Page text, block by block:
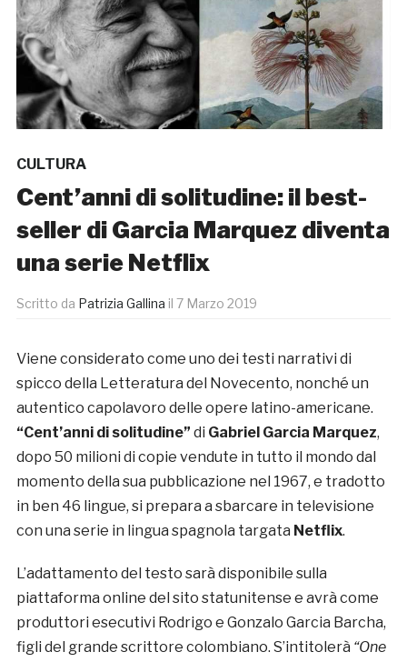
CULTURA
Cent’anni di solitudine: il best-
seller di Garcia Marquez diventa
una serie Netflix
Scritto da Patrizia Gallina il 7 Marzo 2019
Viene considerato come uno dei testi narrativi di
spicco della Letteratura del Novecento, nonché un
autentico capolavoro delle opere latino-americane.
“Cent’anni di solitudine” di Gabriel Garcia Marquez,
dopo 50 milioni di copie vendute in tutto il mondo dal
momento della sua pubblicazione nel 1967, e tradotto
in ben 46 lingue, si prepara a sbarcare in televisione
con una serie in lingua spagnola targata Netflix.
L’adattamento del testo sarà disponibile sulla
piattaforma online del sito statunitense e avrà come
produttori esecutivi Rodrigo e Gonzalo Garcia Barcha,
figli del grande scrittore colombiano. S’intitolerà “One